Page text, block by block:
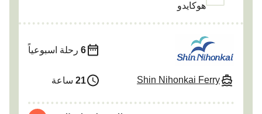
هوكايدو
Shin Nihonkai Ferry
6رحلة اسبوعياً
21ساعة